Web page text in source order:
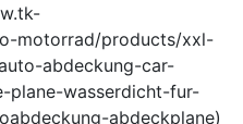
motorrad/products/xxl-
abdeckung-car-
plane-wasserdicht-fur-
abdeckplane)